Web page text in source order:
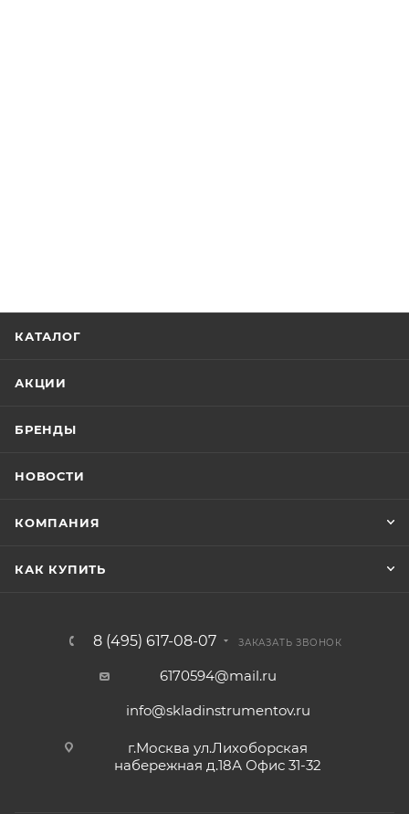
КАТАЛОГ
АКЦИИ
БРЕНДЫ
НОВОСТИ
КОМПАНИЯ
КАК КУПИТЬ
8 (495) 617-08-07 ЗАКАЗАТЬ ЗВОНОК
6170594@mail.ru
info@skladinstrumentov.ru
г.Москва ул.Лихоборская
набережная д.18А Офис 31-32